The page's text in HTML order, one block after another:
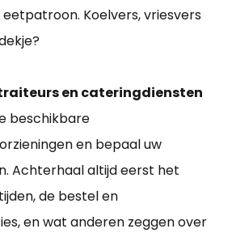
eetpatroon. Koelvers, vriesvers
en cateringdiensten
beschikbare
en bepaal uw
Achterhaal altijd eerst het
de bestel en
en wat anderen zeggen over